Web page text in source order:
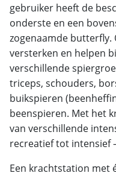
gebruiker heeft de
onderste en een
zogenaamde
versterken en helpen
verschillende
triceps, schouders,
buikspieren
beenspieren. Met het
van verschillende
recreatief tot intensief
Een krachtstation met